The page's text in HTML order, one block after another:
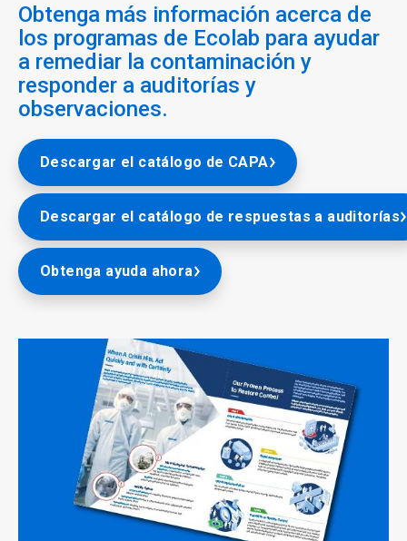
Obtenga más información acerca de
los programas de Ecolab para ayudar
a remediar la contaminación y
responder a auditorías y
observaciones.
Descargar el catálogo de CAPA
Descargar el catálogo de respuestas a auditorías
Obtenga ayuda ahora